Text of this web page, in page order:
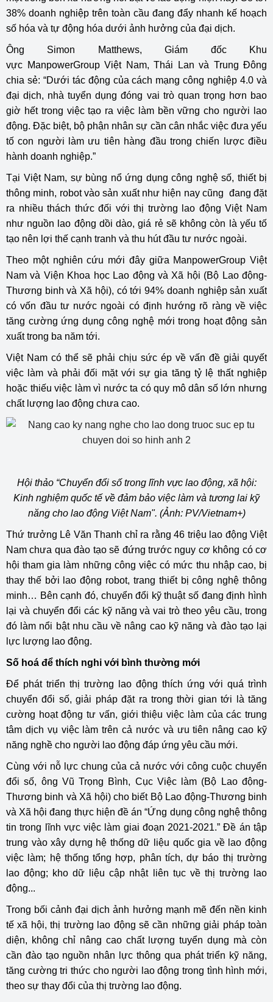
38% doanh nghiệp trên toàn cầu đang đẩy nhanh kế hoạch
số hóa và tự động hóa dưới ảnh hưởng của đại dịch.
Ông Simon Matthews, Giám đốc Khu
vực ManpowerGroupViệt Nam, Thái Lan và Trung Đông
chia sẻ: “Dưới tác động của cách mạng công nghiệp 4.0 và
đại dịch, nhà tuyển dụng đóng vai trò quan trọng hơn bao
giờ hết trong việc tạo ra việc làm bền vững cho người lao
động. Đặc biệt, bộ phận nhân sự cần cân nhắc việc đưa yếu
tố con người làm ưu tiên hàng đầu trong chiến lược điều
hành doanh nghiệp.”
Tại Việt Nam, sự bùng nổ ứng dụng công nghệ số, thiết bị
thông minh, robot vào sản xuất như hiện nay cũng đang đặt
ra nhiều thách thức đối với thị trường lao động Việt Nam
như nguồn lao động dồi dào, giá rẻ sẽ không còn là yếu tố
tạo nên lợi thế cạnh tranh và thu hút đầu tư nước ngoài.
Theo một nghiên cứu mới đây giữa ManpowerGroup Việt
Nam và Viện Khoa học Lao động và Xã hội (Bộ Lao động-
Thương binh và Xã hội), có tới 94% doanh nghiệp sản xuất
có vốn đầu tư nước ngoài có định hướng rõ ràng về việc
tăng cường ứng dụng công nghệ mới trong hoạt động sản
xuất trong ba năm tới.
Việt Nam có thể sẽ phải chịu sức ép về vấn đề giải quyết
việc làm và phải đối mặt với sự gia tăng tỷ lệ thất nghiệp
hoặc thiếu việc làm vì nước ta có quy mô dân số lớn nhưng
chất lượng lao động chưa cao.
Hội thảo “Chuyển đổi số trong lĩnh vực lao động, xã hội:
Kinh nghiệm quốc tế về đảm bảo việc làm và tương lai kỹ
năng cho lao động Việt Nam". (Ảnh: PV/Vietnam+)
Thứ trưởng Lê Văn Thanh chỉ ra rằng 46 triệu lao động Việt
Nam chưa qua đào tạo sẽ đứng trước nguy cơ không có cơ
hội tham gia làm những công việc có mức thu nhập cao, bị
thay thế bởi lao động robot, trang thiết bị công nghệ thông
minh… Bên cạnh đó, chuyển đổi kỹ thuật số đang định hình
lại và chuyển đổi các kỹ năng và vai trò theo yêu cầu, trong
đó làm nổi bật nhu cầu về nâng cao kỹ năng và đào tạo lại
lực lượng lao động.
Số hoá để thích nghi với bình thường mới
Để phát triển thị trường lao động thích ứng với quá trình
chuyển đổi số, giải pháp đặt ra trong thời gian tới là tăng
cường hoạt động tư vấn, giới thiệu việc làm của các trung
tâm dịch vụ việc làm trên cả nước và ưu tiên nâng cao kỹ
năng nghề cho người lao động đáp ứng yêu cầu mới.
Cùng với nỗ lực chung của cả nước với công cuộc chuyển
đổi số, ông Vũ Trọng Bình, Cục Việc làm (Bộ Lao động-
Thương binh và Xã hội) cho biết Bộ Lao động-Thương binh
và Xã hội đang thực hiện đề án “Ứng dụng công nghệ thông
tin trong lĩnh vực việc làm giai đoạn 2021-2021.” Đề án tập
trung vào xây dựng hệ thống dữ liệu quốc gia về lao động
việc làm; hệ thống tổng hợp, phân tích, dự báo thị trường
lao động; kho dữ liệu cập nhật liên tục về thị trường lao
động...
Trong bối cảnh đại dịch ảnh hưởng mạnh mẽ đến nền kinh
tế xã hội, thị trường lao động sẽ cần những giải pháp toàn
diện, không chỉ nâng cao chất lượng tuyển dụng mà còn
cần đào tạo nguồn nhân lực thông qua phát triển kỹ năng,
tăng cường tri thức cho người lao động trong tình hình mới,
theo sự thay đổi của thị trường lao động.